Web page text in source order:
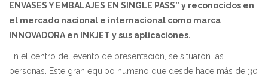
ENVASES Y EMBALAJES EN SINGLE PASS” y reconocidos en
el mercado nacional e internacional como marca
INNOVADORA en INKJET y sus aplicaciones.
En el centro del evento de presentación, se situaron las
personas. Este gran equipo humano que desde hace más de 30